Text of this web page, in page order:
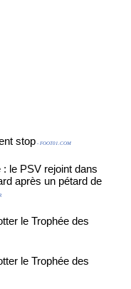
stop - FOOT01.COM
le PSV rejoint dans
après un pétard de
le Trophée des
le Trophée des